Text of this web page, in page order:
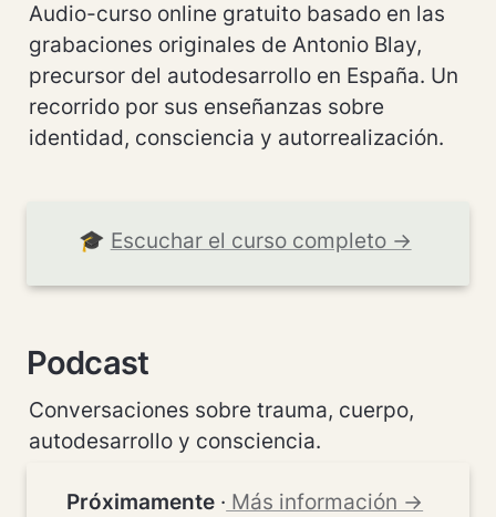
Audio-curso online gratuito basado en las
grabaciones originales de Antonio Blay,
precursor del autodesarrollo en España. Un
recorrido por sus enseñanzas sobre
identidad, consciencia y autorrealización.
🎓 Escuchar el curso completo →
Podcast
Conversaciones sobre trauma, cuerpo,
autodesarrollo y consciencia.
Próximamente · Más información →